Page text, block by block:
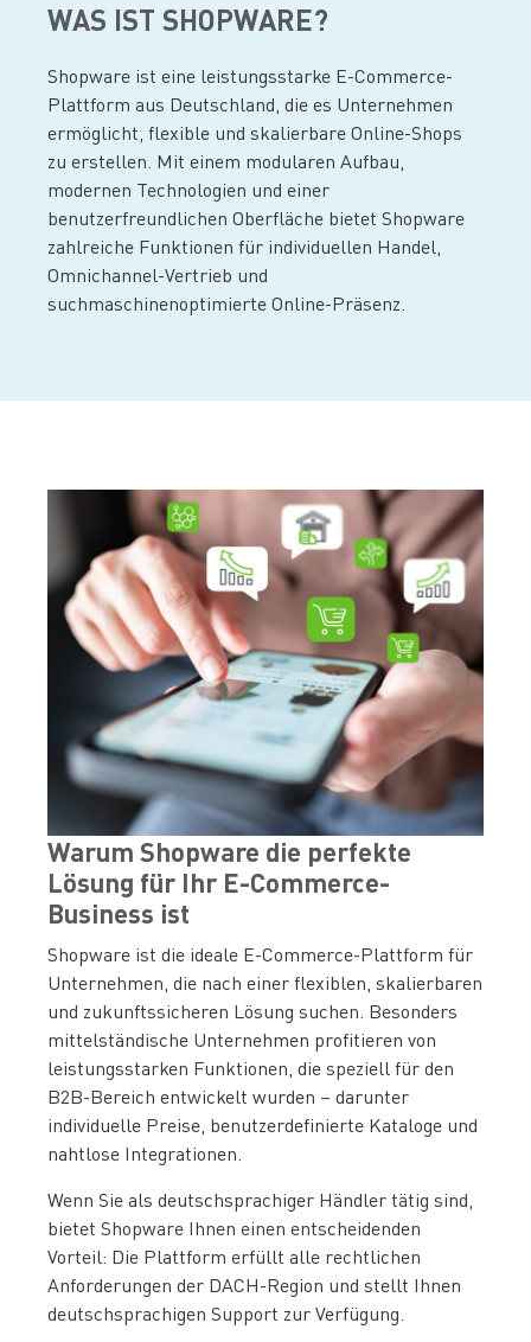
WAS IST SHOPWARE?
Shopware ist eine leistungsstarke E-Commerce-
Plattform aus Deutschland, die es Unternehmen
ermöglicht, flexible und skalierbare Online-Shops
zu erstellen. Mit einem modularen Aufbau,
modernen Technologien und einer
benutzerfreundlichen Oberfläche bietet Shopware
zahlreiche Funktionen für individuellen Handel,
Omnichannel-Vertrieb und
suchmaschinenoptimierte Online-Präsenz.
Warum Shopware die perfekte
Lösung für Ihr E-Commerce-
Business ist
Shopware ist die ideale E-Commerce-Plattform für
Unternehmen, die nach einer flexiblen, skalierbaren
und zukunftssicheren Lösung suchen. Besonders
mittelständische Unternehmen profitieren von
leistungsstarken Funktionen, die speziell für den
B2B-Bereich entwickelt wurden – darunter
individuelle Preise, benutzerdefinierte Kataloge und
nahtlose Integrationen.
Wenn Sie als deutschsprachiger Händler tätig sind,
bietet Shopware Ihnen einen entscheidenden
Vorteil: Die Plattform erfüllt alle rechtlichen
Anforderungen der DACH-Region und stellt Ihnen
deutschsprachigen Support zur Verfügung.